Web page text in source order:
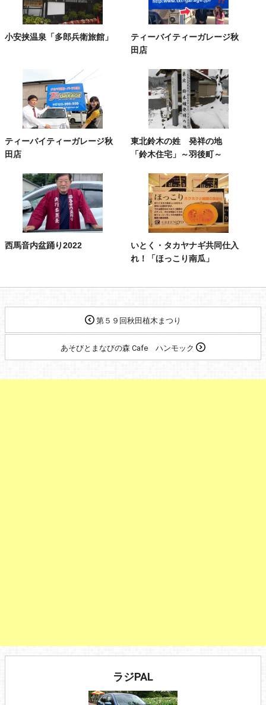
小安挟温泉「多郎兵衛旅館」
ティーバイティーガレージ秋
田店
ティーバイティーガレージ秋
田店
東北鈴木の姓 発祥の地
「鈴木住宅」～羽後町～
西馬音内盆踊り2022
いとく・タカヤナギ共同仕入
れ！「ほっこり南瓜」
第５９回秋田植木まつり
あそびとまなびの森 Cafe ハンモック
ラジPAL